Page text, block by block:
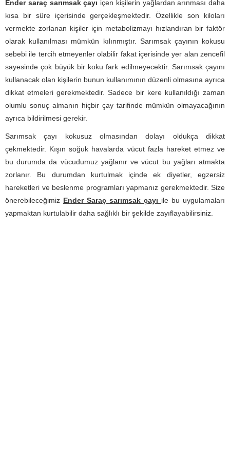
Ender saraç sarımsak çayı içen kişilerin yağlardan arınması daha
kısa bir süre içerisinde gerçekleşmektedir. Özellikle son kiloları
vermekte zorlanan kişiler için metabolizmayı hızlandıran bir faktör
olarak kullanılması mümkün kılınmıştır. Sarımsak çayının kokusu
sebebi ile tercih etmeyenler olabilir fakat içerisinde yer alan zencefil
sayesinde çok büyük bir koku fark edilmeyecektir. Sarımsak çayını
kullanacak olan kişilerin bunun kullanımının düzenli olmasına ayrıca
dikkat etmeleri gerekmektedir. Sadece bir kere kullanıldığı zaman
olumlu sonuç almanın hiçbir çay tarifinde mümkün olmayacağının
ayrıca bildirilmesi gerekir.
Sarımsak çayı kokusuz olmasından dolayı oldukça dikkat
çekmektedir. Kışın soğuk havalarda vücut fazla hareket etmez ve
bu durumda da vücudumuz yağlanır ve vücut bu yağları atmakta
zorlanır. Bu durumdan kurtulmak içinde ek diyetler, egzersiz
hareketleri ve beslenme programları yapmanız gerekmektedir. Size
önerebileceğimiz Ender Saraç sarımsak çayı ile bu uygulamaları
yapmaktan kurtulabilir daha sağlıklı bir şekilde zayıflayabilirsiniz.